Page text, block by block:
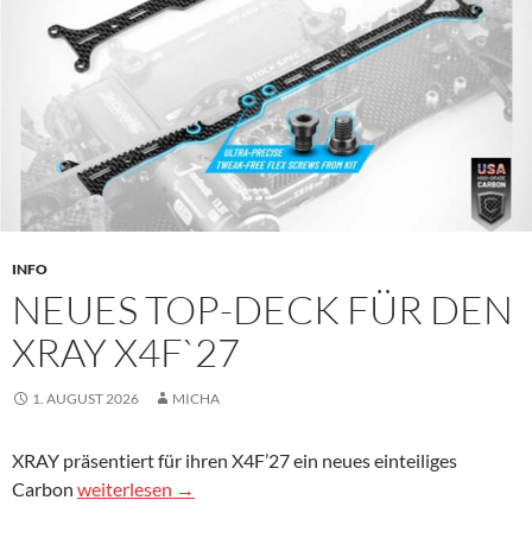
INFO
NEUES TOP-DECK FÜR DEN
XRAY X4F`27
1. AUGUST 2026 MICHA
XRAY präsentiert für ihren X4F’27 ein neues einteiliges
Carbon Neues Top-Deck für den Xray X4F`27
weiterlesen →